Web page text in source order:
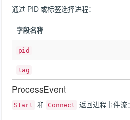
通过 PID 或标签选择进程：
字段名称
pid
tag
ProcessEvent
Start 和 Connect 返回进程事件流：